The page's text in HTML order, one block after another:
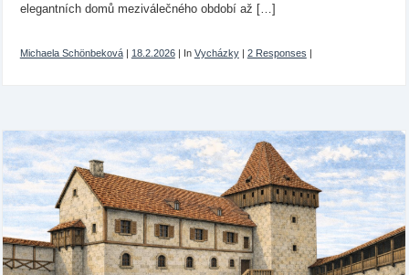
elegantních domů meziválečného období až […]
Michaela Schönbeková| 18.2.2026| In Vycházky| 2 Responses |